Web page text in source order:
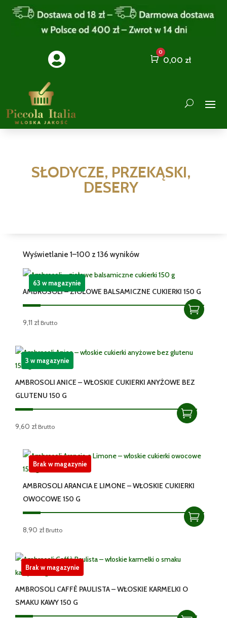
 Cart
0
0,00 zł
SŁODYCZE, PRZEKĄSKI,
DESERY
Wyświetlanie 1–100 z 136 wyników
AMBROSOLI – ZIOŁOWE BALSAMICZNE CUKIERKI 150 G
9,11 zł Brutto
63 w magazynie
AMBROSOLI ANICE – WŁOSKIE CUKIERKI ANYŻOWE BEZ
GLUTENU 150 G
9,60 zł Brutto
3 w magazynie
AMBROSOLI ARANCIA E LIMONE – WŁOSKIE CUKIERKI
OWOCOWE 150 G
8,90 zł Brutto
Brak w magazynie
AMBROSOLI CAFFÈ PAULISTA – WŁOSKIE KARMELKI O
SMAKU KAWY 150 G
Brak w magazynie